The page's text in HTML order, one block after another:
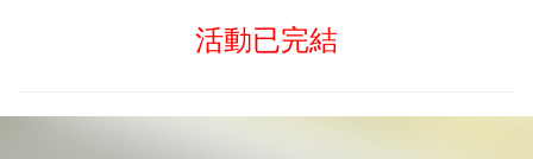
活動已完結